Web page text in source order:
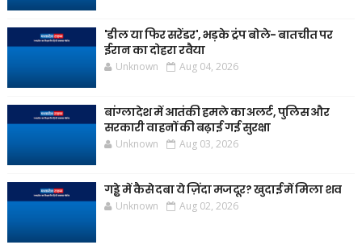
'डील या फिर सरेंडर', भड़के ट्रंप बोले- बातचीत पर
ईरान का दोहरा रवैया
Unknown Aug 04, 2026
बांग्लादेश में आतंकी हमले का अलर्ट, पुलिस और
सरकारी वाहनों की बढ़ाई गई सुरक्षा
Unknown Aug 03, 2026
गड्ढे में कैसे दबा ये ज़िंदा मजदूर? खुदाई में मिला शव
Unknown Aug 02, 2026